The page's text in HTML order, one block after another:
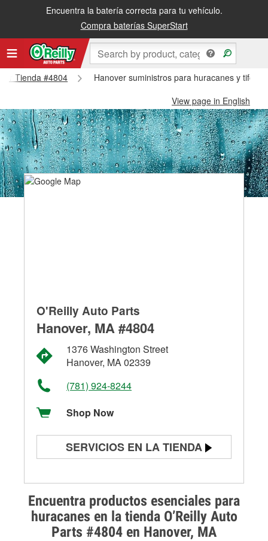
Encuentra la batería correcta para tu vehículo.
Compra baterías SuperStart
Tienda #4804
Hanover suministros para huracanes y
View page in English
Encuentra productos esenciales para
huracanes en la tienda O’Reilly Auto
Parts #4804 en Hanover, MA
O'Reilly Auto Parts
Hanover, MA #4804
1376 Washington Street
Hanover, MA 02339
(781) 924-8244
Shop Now
SERVICIOS EN LA TIENDA
Prueba de alternadores y
arrancadores
Revisión de la luz "Check Engine"